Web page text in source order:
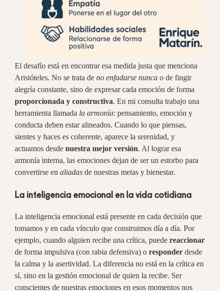
El desafío está en encontrar esa medida justa que menciona
Aristóteles. No se trata de no enfadarse nuncao de fingir
alegría constante, sino de expresar cada emoción de forma
proporcionada y constructiva. En mi consulta trabajo una
herramienta llamada la armonía: pensamiento, emoción y
conducta deben estar alineados. Cuando lo que piensas,
sientes y haces es coherente, aparece la serenidad, y
actuamos desde nuestra mejor versión. Al lograr esa
armonía interna, las emociones dejan de ser un estorbo para
convertirse en aliadasde nuestras metas y bienestar.
La inteligencia emocional en la vida cotidiana
La inteligencia emocional está presente en cada decisión que
tomamos y en cada vínculo que construimos día a día. Por
ejemplo, cuando alguien recibe una crítica, puede reaccionar
de forma impulsiva (con rabia defensiva) o responderdesde
la calma y la asertividad. La diferencia no está en la crítica en
sí, sino en la gestión emocional de quien la recibe. Ser
conscientes de nuestras emociones en esos momentos nos